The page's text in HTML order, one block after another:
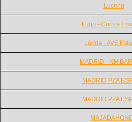
Lucena
Lugo - Curros
Lérida - AVE
MADRID - NH
MADRID PZA
MADRID PZA